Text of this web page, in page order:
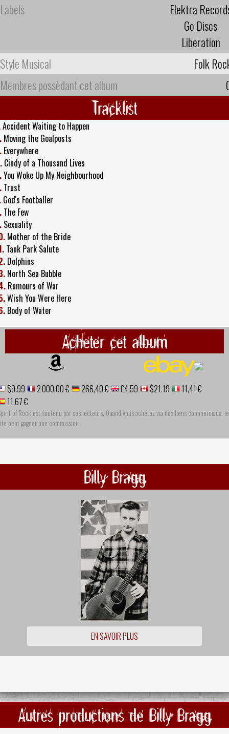
Labels
Elektra
Go Discs
Liberation
Style Musical
Folk
Membres possèdant cet album
Tracklist
Accident Waiting to Happen
Moving the Goalposts
Everywhere
Cindy of a Thousand Lives
You Woke Up My Neighbourhood
Trust
God's Footballer
The Few
Sexuality
Mother of the Bride
Tank Park Salute
Dolphins
North Sea Bubble
Rumours of War
Wish You Were Here
Body of Water
Acheter cet album
$9.99 2 000,00 € 266,40 € £4.59 $21.19
11,41 €
11,67 €
of Rock est soutenu par ses lecteurs. Quand vous achetez via nos liens commerciaux, le
peut gagner une commission
Billy Bragg
EN SAVOIR PLUS
Autres productions de Billy Bragg